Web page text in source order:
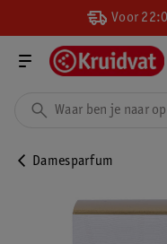
Voor
Damesparfum